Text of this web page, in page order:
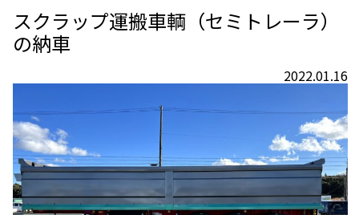
スクラップ運搬車輌（セミトレーラ）
の納車
2022.01.16